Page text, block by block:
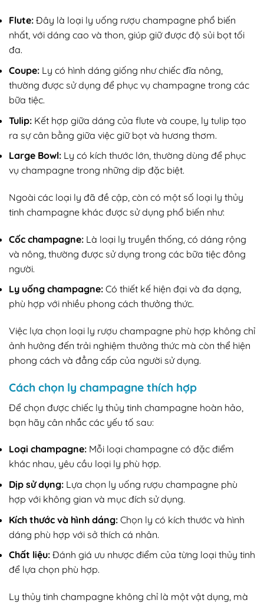
Flute: Đây là loại ly uống rượu champagne phổ biến
nhất, với dáng cao và thon, giúp giữ được độ sủi bọt tối
đa.
Coupe: Ly có hình dáng giống như chiếc đĩa nông,
thường được sử dụng để phục vụ champagne trong các
bữa tiệc.
Tulip: Kết hợp giữa dáng của flute và coupe, ly tulip tạo
ra sự cân bằng giữa việc giữ bọt và hương thơm.
Large Bowl: Ly có kích thước lớn, thường dùng để phục
vụ champagne trong những dịp đặc biệt.
Ngoài các loại ly đã đề cập, còn có một số loại ly thủy
tinh champagne khác được sử dụng phổ biến như:
Cốc champagne: Là loại ly truyền thống, có dáng rộng
và nông, thường được sử dụng trong các bữa tiệc đông
người.
Ly uống champagne: Có thiết kế hiện đại và đa dạng,
phù hợp với nhiều phong cách thưởng thức.
Việc lựa chọn loại ly rượu champagne phù hợp không chỉ
ảnh hưởng đến trải nghiệm thưởng thức mà còn thể hiện
phong cách và đẳng cấp của người sử dụng.
Cách chọn ly champagne thích hợp
Để chọn được chiếc ly thủy tinh champagne hoàn hảo,
bạn hãy cân nhắc các yếu tố sau:
Loại champagne: Mỗi loại champagne có đặc điểm
khác nhau, yêu cầu loại ly phù hợp.
Dịp sử dụng: Lựa chọn ly uống rượu champagne phù
hợp với không gian và mục đích sử dụng.
Kích thước và hình dáng: Chọn ly có kích thước và hình
dáng phù hợp với sở thích cá nhân.
Chất liệu: Đánh giá ưu nhược điểm của từng loại thủy tinh
để lựa chọn phù hợp.
Ly thủy tinh champagne không chỉ là một vật dụng, mà